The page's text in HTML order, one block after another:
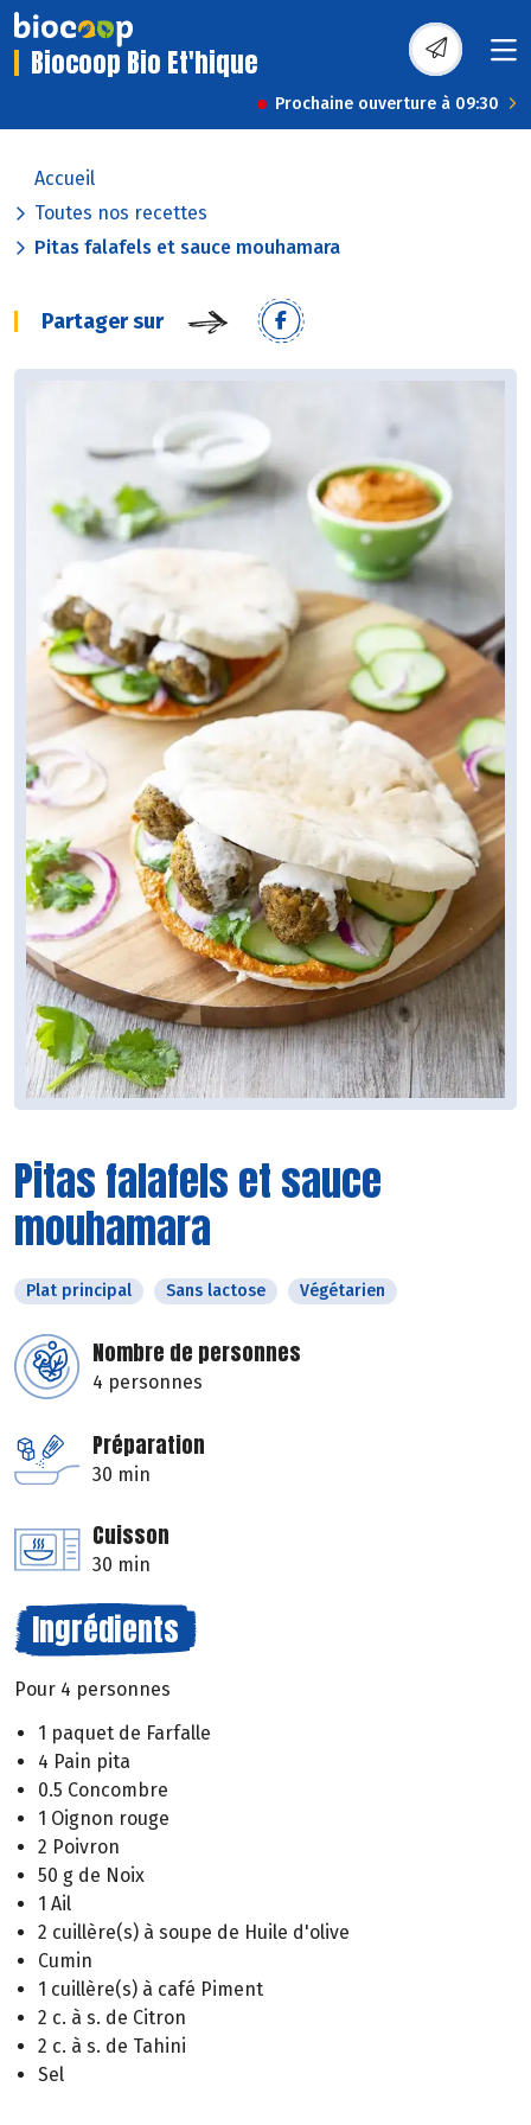
Biocoop Bio Et'hique
Prochaine ouverture à 09:30
Accueil
Toutes nos recettes
Pitas falafels et sauce mouhamara
Partager sur
Pitas falafels et sauce
mouhamara
Plat principal Sans lactose Végétarien
Nombre de personnes
4 personnes
Préparation
30 min
Cuisson
30 min
Ingrédients
Pour 4 personnes
1 paquet de Farfalle
4 Pain pita
0.5 Concombre
1 Oignon rouge
2 Poivron
50 g de Noix
1 Ail
2 cuillère(s) à soupe de Huile d'olive
Cumin
1 cuillère(s) à café Piment
2 c. à s. de Citron
2 c. à s. de Tahini
Sel